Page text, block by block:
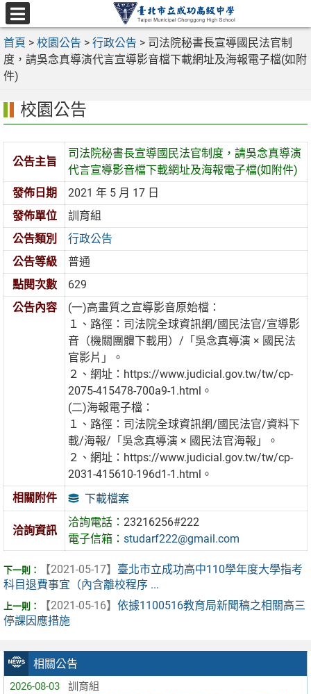
跳
至
主
要
內
選
單
首頁 > 校園公告 > 行政公告 > 司法院秘書長宣導國民法官制
度，請吳念真導演代言宣導影音檔下載網址及海報電子檔(如附
件)
相關公告
2026-08-03 訓育組
校園公告
公告主旨
司法院秘書長宣導國民法官制度，請吳念真導演
代言宣導影音檔下載網址及海報電子檔(如附件)
發佈日期
2021 年 5 月 17 日
發佈單位
訓育組
公告類別
行政公告
公告等級
普通
點閱次數
629
公告內容
(一)高畫質之宣導影音原始檔：
１、路徑：司法院全球資訊網/國民法官/宣導影
音（機關團體下載用）/「吳念真導演 × 國民法
官影片」。
２、網址：https://www.judicial.gov.tw/tw/cp-
2075-415478-700a9-1.html。
(二)海報電子檔：
１、路徑：司法院全球資訊網/國民法官/資料下
載/海報/「吳念真導演 × 國民法官海報」。
２、網址：https://www.judicial.gov.tw/tw/cp-
2031-415610-196d1-1.html。
相關附件
下載檔案
洽詢資訊
洽詢電話：23216256#222
電子信箱：studarf222@gmail.com
【2021-05-17】 臺北市立成功高中110學年度大學指考
科目退費事宜（內含離校程序 ...
【2021-05-16】 依據1100516教育局新聞稿之相關高三
停課因應措施